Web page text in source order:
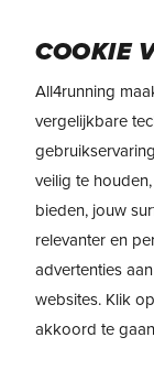
main
content
COOKIE
All4running
vergelijkbare
veilig te
bieden, jouw
relevanter en
advertenties
websites. Klik
akkoord te